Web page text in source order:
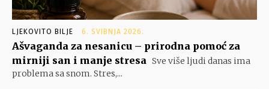
LJEKOVITO BILJE 6. SVIBNJA 2026.
Ašvaganda za nesanicu – prirodna pomoć za
mirniji san i manje stresa Sve više ljudi danas ima
problema sa snom. Stres,...